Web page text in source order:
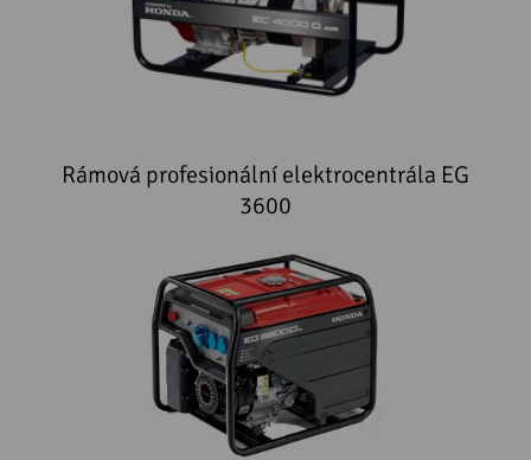
Rámová profesionální elektrocentrála EG
3600